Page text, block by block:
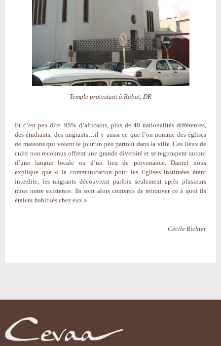
Temple protestant à Rabat, DR
Et c’est peu dire. 95% d’africains, plus de 40 nationalités différentes,
des étudiants, des migrants…il y aussi ce que l’on nomme des églises
de maisons qui voient le jour un peu partout dans la ville. Ces lieux de
culte non reconnus offrent une grande diversité et se regroupent autour
d’une langue locale ou d’un lieu de provenance. Daniel nous
explique que « la communication pour les Eglises instituées étant
interdite, les migrants découvrent parfois seulement après plusieurs
mois notre existence. Ils sont alors contents de retrouver ce à quoi ils
étaient habitués chez eux ».
Cécile Richter
document